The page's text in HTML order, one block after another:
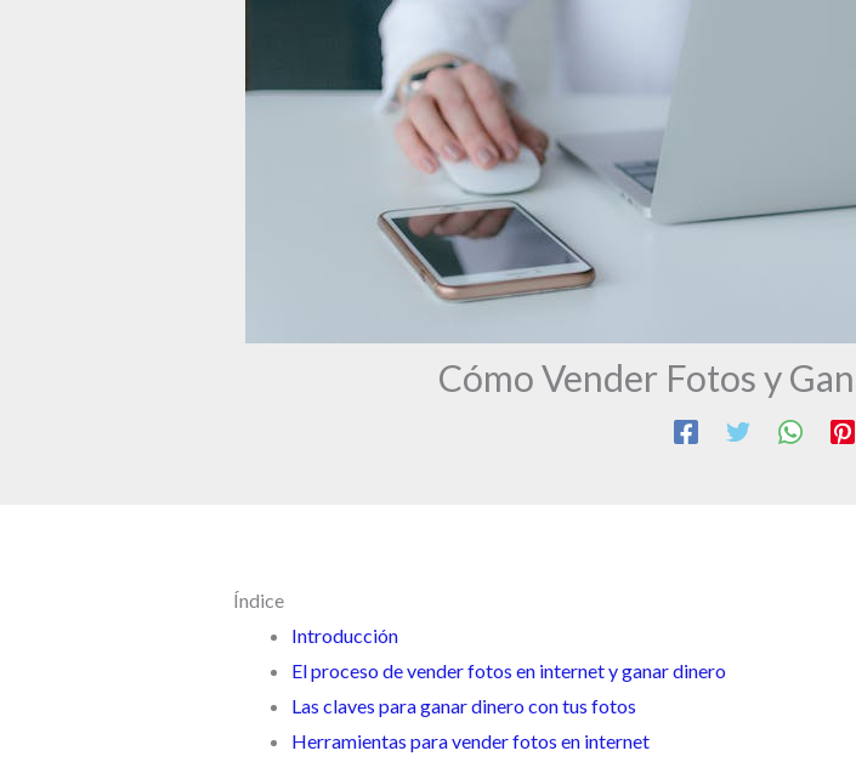
Cómo Vender Fotos y
Índice
Introducción
El proceso de vender fotos en internet y ganar dinero
Las claves para ganar dinero con tus fotos
Herramientas para vender fotos en internet